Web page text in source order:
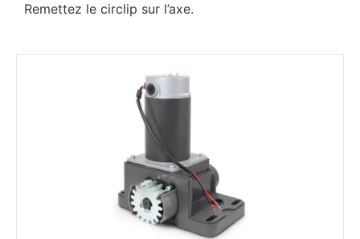
Remettez le circlip sur l’axe.